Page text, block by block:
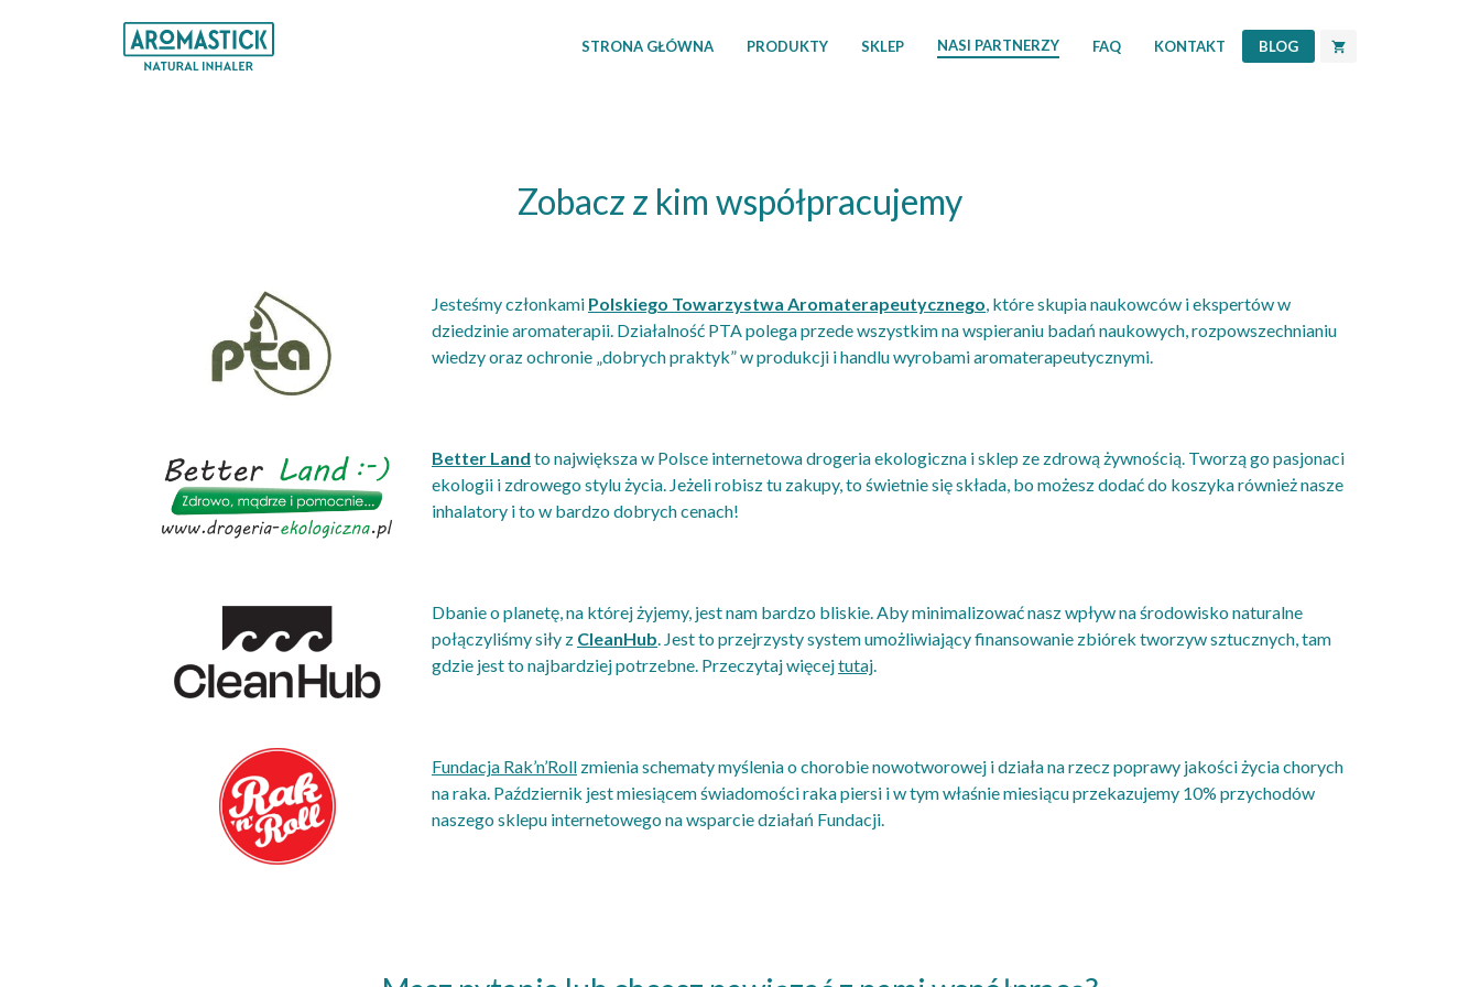
STRONA GŁÓWNA PRODUKTY SKLEP NASI PARTNERZY FAQ KONTAKT BLOG
Zobacz z kim współpracujemy
Jesteśmy członkami Polskiego Towarzystwa Aromaterapeutycznego, które skupia naukowców i ekspertów w
dziedzinie aromaterapii. Działalność PTA polega przede wszystkim na wspieraniu badań naukowych, rozpowszechnianiu
wiedzy oraz ochronie „dobrych praktyk” w produkcji i handlu wyrobami aromaterapeutycznymi.
Better Land to największa w Polsce internetowa drogeria ekologiczna i sklep ze zdrową żywnością. Tworzą go pasjonaci
ekologii i zdrowego stylu życia. Jeżeli robisz tu zakupy, to świetnie się składa, bo możesz dodać do koszyka również nasze
inhalatory i to w bardzo dobrych cenach!
Dbanie o planetę, na której żyjemy, jest nam bardzo bliskie. Aby minimalizować nasz wpływ na środowisko naturalne
połączyliśmy siły z CleanHub. Jest to przejrzysty system umożliwiający finansowanie zbiórek tworzyw sztucznych, tam
gdzie jest to najbardziej potrzebne. Przeczytaj więcejtutaj.
Fundacja Rak’n’Roll zmienia schematy myślenia o chorobie nowotworowej i działa na rzecz poprawy jakości życia chorych
na raka. Październik jest miesiącem świadomości raka piersi i w tym właśnie miesiącu przekazujemy 10% przychodów
naszego sklepu internetowego na wsparcie działań Fundacji.